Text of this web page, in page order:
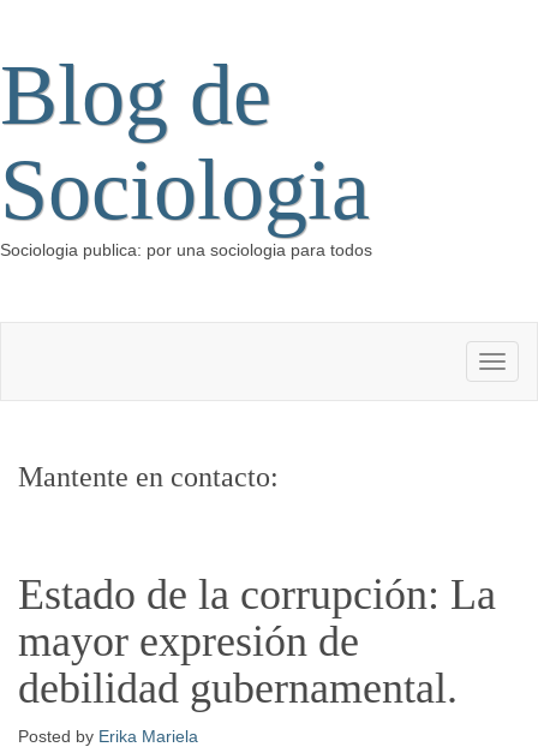
Blog de
Sociologia
Sociologia publica: por una sociologia para todos
Mantente en contacto:
Estado de la corrupción: La
mayor expresión de
debilidad gubernamental.
Posted by Erika Mariela